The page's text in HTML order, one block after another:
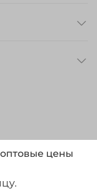
цены